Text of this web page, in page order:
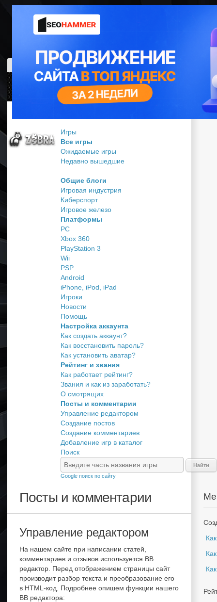
Игры
Все игры
Ожидаемые игры
Недавно вышедшие
Общие блоги
Игровая индустрия
Киберспорт
Игровое железо
Платформы
PC
Xbox 360
PlayStation 3
Wii
PSP
Android
iPhone, iPod, iPad
Игроки
Новости
Помощь
Настройка аккаунта
Как создать аккаунт?
Как восстановить пароль?
Как установить аватар?
Рейтинг и звания
Как работает рейтинг?
Звания и как из заработать?
О смотрящих
Посты и комментарии
Управление редактором
Создание постов
Создание комментариев
Добавление игр в каталог
Поиск
Найти
Google поиск по сайту
На zobra.ru уже 1638 игр, 1019 постов и290 игроков
Посты и комментарии
Управление редактором
На нашем сайте при написании статей,
комментариев и отзывов используется BB
редактор. Перед отображением страницы сайт
производит разбор текста и преобразование его
в HTML-код. Подробнее опишем функции нашего
BB редактора: